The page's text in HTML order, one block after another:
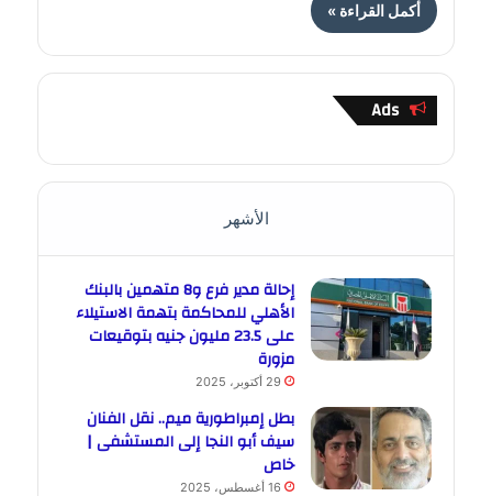
أكمل القراءة »
Ads
الأشهر
إحالة مدير فرع و8 متهمين بالبنك
الأهلي للمحاكمة بتهمة الاستيلاء
على 23.5 مليون جنيه بتوقيعات
مزورة
29 أكتوبر، 2025
بطل إمبراطورية ميم.. نقل الفنان
سيف أبو النجا إلى المستشفى |
خاص
16 أغسطس، 2025